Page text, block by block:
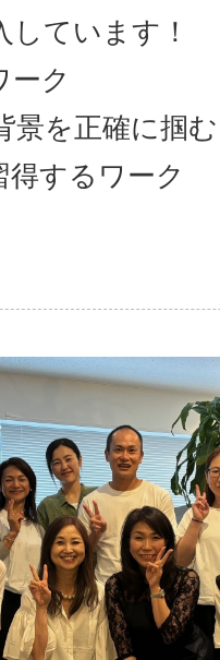
ています！
ーク
景を正確に掴
得するワーク